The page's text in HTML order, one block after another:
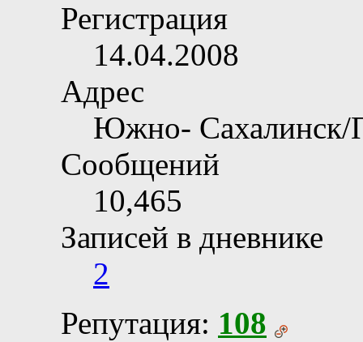
Регистрация
14.04.2008
Адрес
Южно- Сахалинск/
Сообщений
10,465
Записей в дневнике
2
Репутация: 108